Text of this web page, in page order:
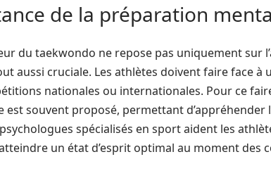
de la préparation
du taekwondo ne repose pas uniquement sur
aussi cruciale. Les athlètes doivent faire face à
nationales ou internationales. Pour ce
est souvent proposé, permettant
psychologues spécialisés en sport aident les
un état d’esprit optimal au moment des